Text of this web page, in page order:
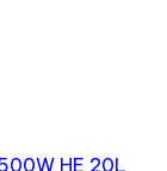
HE 20L